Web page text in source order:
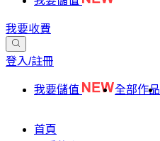
我要收費
登入/註冊
我要儲值 全部作品
首頁